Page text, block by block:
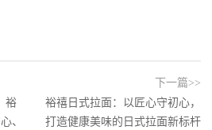
裕
、
下一篇>>
裕禧日式拉面：以匠心守初心，
打造健康美味的日式拉面新标杆